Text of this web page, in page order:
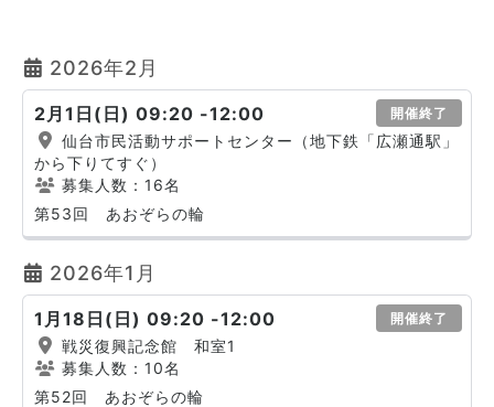
2026年2月
2月1日(日) 09:20 -12:00 開催終了
仙台市民活動サポートセンター（地下鉄「広瀬通駅」
から下りてすぐ）
募集人数：16名
第53回 あおぞらの輪
2026年1月
1月18日(日) 09:20 -12:00 開催終了
戦災復興記念館 和室1
募集人数：10名
第52回 あおぞらの輪